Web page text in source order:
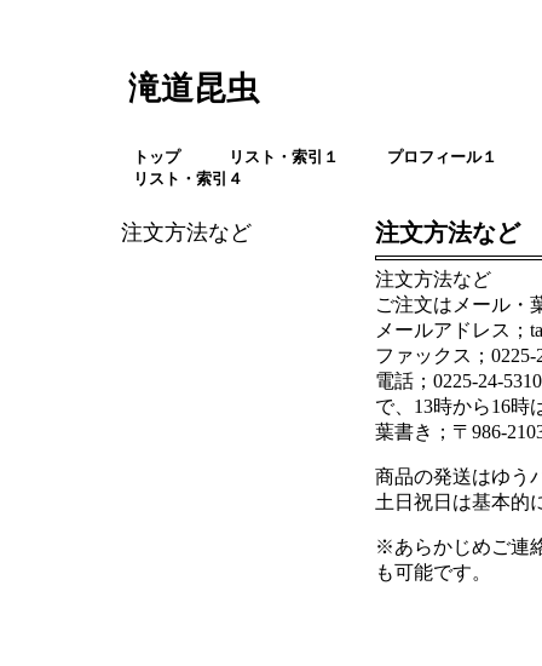
滝道昆虫
トップ リスト・索引１
プロフィール１
リスト・索引４
注文方法など 注文方法など
注文方法など
ご注文はメール・
メールアドレス；
ファックス；0225-
電話；0225-24-
で、13時から16時
葉書き；〒986-
商品の発送はゆう
土日祝日は基本的
※あらかじめご連
も可能です。